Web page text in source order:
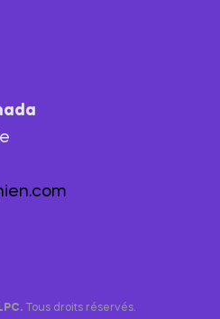
LPC. Tous droits réservés.